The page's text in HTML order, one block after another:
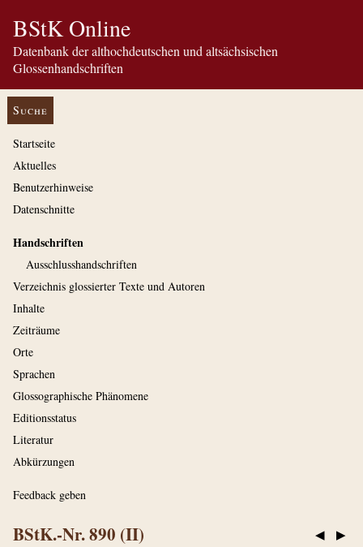
BStK Online
Datenbank der althochdeutschen und altsächsischen
Glossenhandschriften
Suche
Startseite
Aktuelles
Benutzerhinweise
Datenschnitte
Handschriften
Ausschluss­handschriften
Verzeichnis glossierter Texte und Autoren
Inhalte
Zeiträume
Orte
Sprachen
Glossographische Phänomene
Editionsstatus
Literatur
Abkürzungen
Feedback geben
◀ ▶
BStK.-Nr. 890 (II)